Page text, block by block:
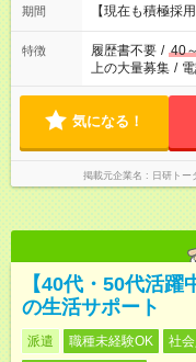
望する勤務時間
期間 【現在も積極採
特徴 履歴書不要 / 40
上の大量募集 /
気になる！
掲載元企業名 日研ト
【40代・50代活
の生活サポート
派遣 職種未経験OK 社